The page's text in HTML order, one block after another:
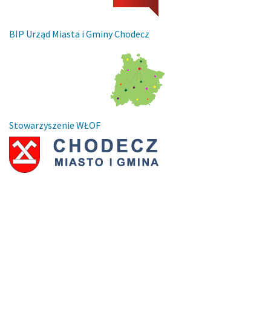
BIP Urząd Miasta i Gminy Chodecz
Stowarzyszenie WŁOF